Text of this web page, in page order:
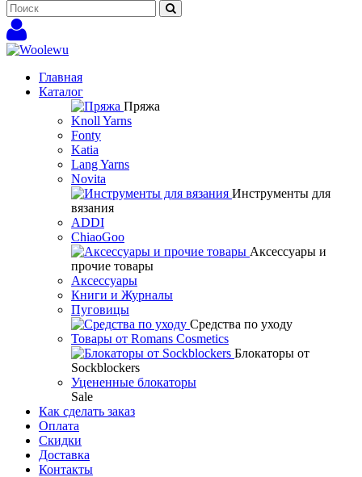
Главная
Каталог
Пряжа
Knoll Yarns
Fonty
Katia
Lang Yarns
Novita
Инструменты для
вязания
ADDI
ChiaoGoo
Аксессуары и
прочие товары
Аксессуары
Книги и Журналы
Пуговицы
Средства по уходу
Товары от Romans Cosmetics
Блокаторы от
Sockblockers
Уцененные блокаторы
Sale
Как сделать заказ
Оплата
Скидки
Доставка
Контакты